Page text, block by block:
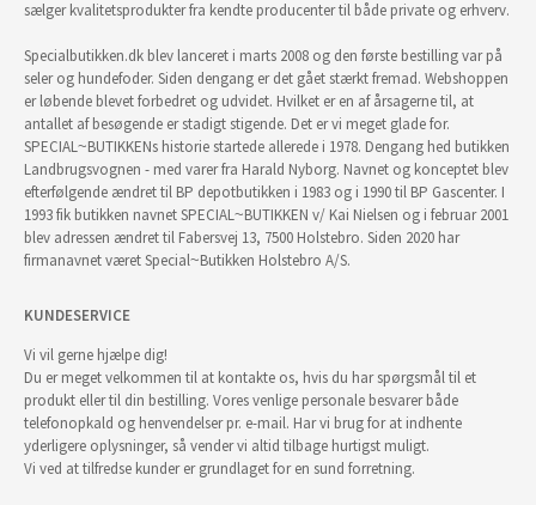
sælger kvalitetsprodukter fra kendte producenter til både private og erhverv.
Specialbutikken.dk blev lanceret i marts 2008 og den første bestilling var på
seler og hundefoder. Siden dengang er det gået stærkt fremad. Webshoppen
er løbende blevet forbedret og udvidet. Hvilket er en af årsagerne til, at
antallet af besøgende er stadigt stigende. Det er vi meget glade for.
SPECIAL~BUTIKKENs historie startede allerede i 1978. Dengang hed butikken
Landbrugsvognen - med varer fra Harald Nyborg. Navnet og konceptet blev
efterfølgende ændret til BP depotbutikken i 1983 og i 1990 til BP Gascenter. I
1993 fik butikken navnet SPECIAL~BUTIKKEN v/ Kai Nielsen og i februar 2001
blev adressen ændret til Fabersvej 13, 7500 Holstebro. Siden 2020 har
firmanavnet været Special~Butikken Holstebro A/S.
KUNDESERVICE
Vi vil gerne hjælpe dig!
Du er meget velkommen til at kontakte os, hvis du har spørgsmål til et
produkt eller til din bestilling. Vores venlige personale besvarer både
telefonopkald og henvendelser pr. e-mail. Har vi brug for at indhente
yderligere oplysninger, så vender vi altid tilbage hurtigst muligt.
Vi ved at tilfredse kunder er grundlaget for en sund forretning.